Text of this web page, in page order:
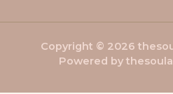
Copyright © 2026
Powered by